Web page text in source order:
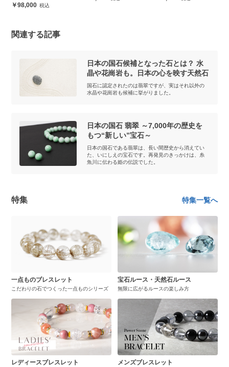
関連する記事
日本の国石候補となった石とは？ 水
晶や花崗岩も。日本の心を映す天然石
国石に認定されたのは翡翠ですが、実はそれ以外の
水晶や花崗岩も候補に挙がりました。
日本の国石 翡翠 ～7,000年の歴史を
もつ“新しい”宝石～
日本の国石である翡翠は、長い間歴史から消えてい
た、いにしえの宝石です。再発見のきっかけは、糸
魚川に伝わる姫の伝説でした。
特集 特集一覧へ
一点ものブレスレット
こだわりの石でつくった一点ものシリーズ
宝石ルース・天然石ルース
無限に広がるルースの楽しみ方
レディースブレスレット メンズブレスレット